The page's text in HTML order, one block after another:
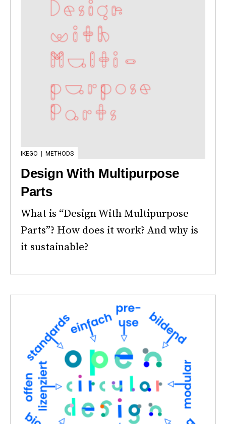
IKEGO METHODS
Design With Multipurpose
Parts
What is “Design With Multipurpose
Parts”? How does it work? And why is
it sustainable?